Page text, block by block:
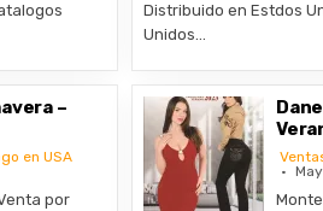
Distribuido en Estdos
Unidos…
–
en USA
por